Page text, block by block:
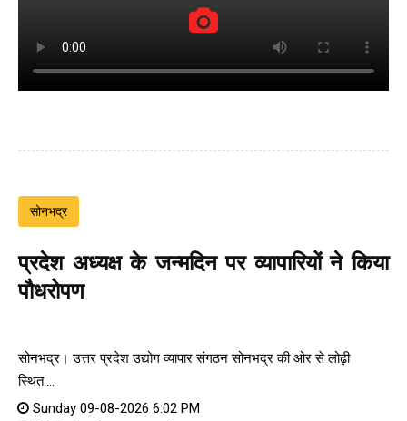
सोनभद्र
प्रदेश अध्यक्ष के जन्मदिन पर व्यापारियों ने किया
पौधरोपण
सोनभद्र। उत्तर प्रदेश उद्योग व्यापार संगठन सोनभद्र की ओर से लोढ़ी
स्थित....
Sunday 09-08-2026 6:02 PM